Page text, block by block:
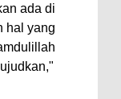
terhadap
ada di
hal yang